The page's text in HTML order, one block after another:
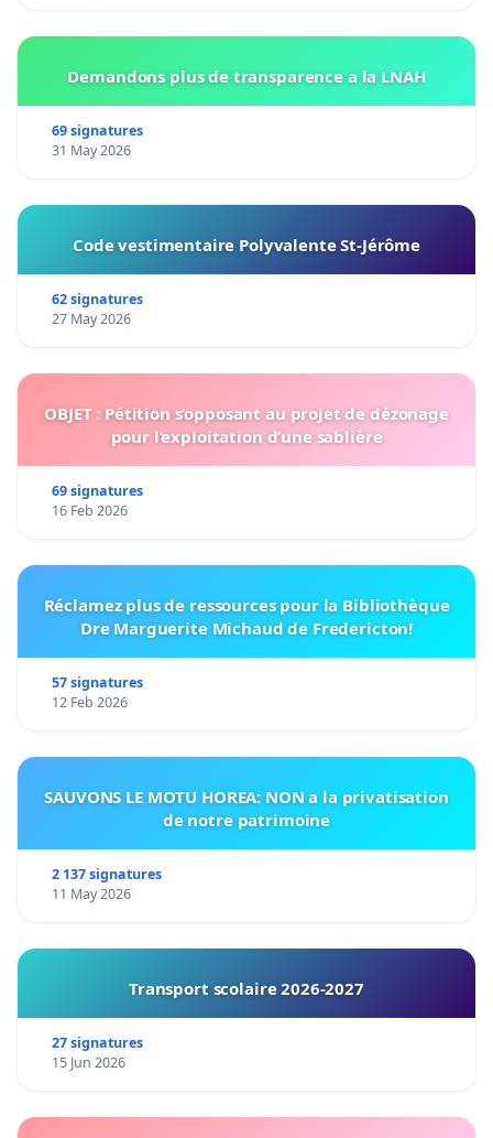
Demandons plus de transparence a la LNAH
69 signatures
31 May 2026
Code vestimentaire Polyvalente St-Jérôme
62 signatures
27 May 2026
OBJET : Pétition s’opposant au projet de dézonage
pour l’exploitation d’une sablière
69 signatures
16 Feb 2026
Réclamez plus de ressources pour la Bibliothèque
Dre Marguerite Michaud de Fredericton!
57 signatures
12 Feb 2026
SAUVONS LE MOTU HOREA: NON a la privatisation
de notre patrimoine
2 137 signatures
11 May 2026
Transport scolaire 2026-2027
27 signatures
15 Jun 2026